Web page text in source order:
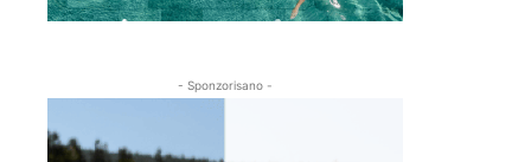
- Sponzorisano -